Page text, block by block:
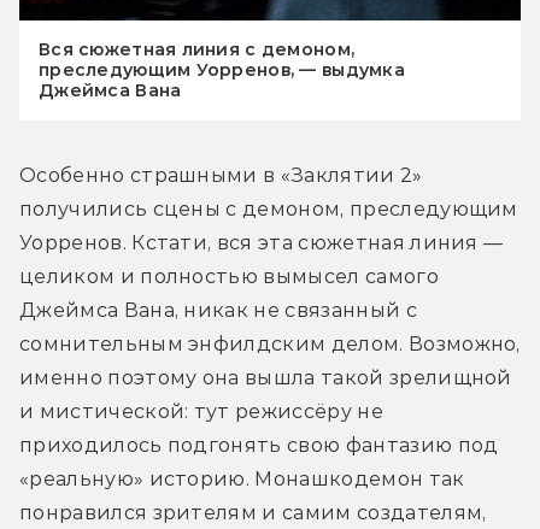
Вся сюжетная линия с демоном,
преследующим Уорренов, — выдумка
Джеймса Вана
Особенно страшными в «Заклятии 2»
получились сцены с демоном, преследующим
Уорренов. Кстати, вся эта сюжетная линия —
целиком и полностью вымысел самого
Джеймса Вана, никак не связанный с
сомнительным энфилдским делом. Возможно,
именно поэтому она вышла такой зрелищной
и мистической: тут режиссёру не
приходилось подгонять свою фантазию под
«реальную» историю. Монашкодемон так
понравился зрителям и самим создателям,